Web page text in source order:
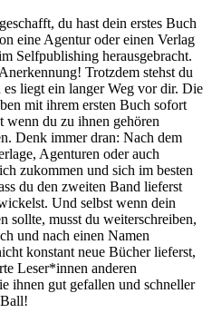
du hast dein erstes Buch
eine Agentur oder einen Verlag
Selfpublishing herausgebracht.
Trotzdem stehst du
liegt ein langer Weg vor dir. Die
mit ihrem ersten Buch sofort
wenn du zu ihnen gehören
Denk immer dran: Nach dem
Agenturen oder auch
zukommen und sich im besten
du den zweiten Band lieferst
Und selbst wenn dein
sollte, musst du weiterschreiben,
und nach einen Namen
konstant neue Bücher lieferst,
Leser*innen anderen
ihnen gut gefallen und schneller